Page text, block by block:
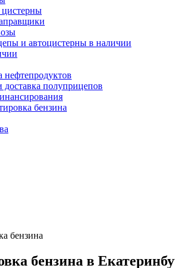
и автоцистерны в наличии
нефтепродуктов
доставка полуприцепов
бензина
бензина
бензина в